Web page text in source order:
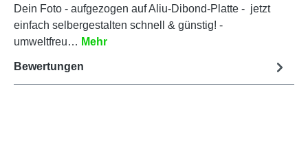
Dein Foto - aufgezogen auf Aliu-Dibond-Platte - jetzt
einfach selbergestalten schnell & günstig! -
umweltfreu… Mehr
Bewertungen